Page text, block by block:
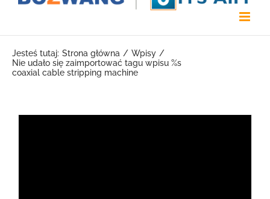
Jesteś tutaj: Strona główna
Wpisy
Nie udało się zaimportować tagu wpisu %s
coaxial cable stripping machine